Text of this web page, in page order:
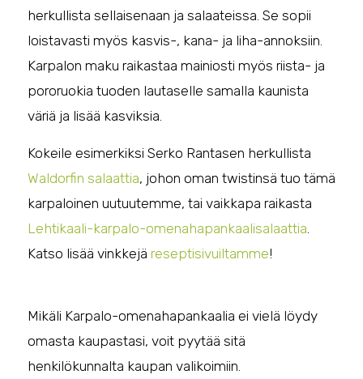
herkullista sellaisenaan ja salaateissa. Se sopii
loistavasti myös kasvis-, kana- ja liha-annoksiin.
Karpalon maku raikastaa mainiosti myös riista- ja
pororuokia tuoden lautaselle samalla kaunista
väriä ja lisää kasviksia.
Kokeile esimerkiksi Serko Rantasen herkullista
Waldorfin salaattia, johon oman twistinsä tuo tämä
karpaloinen uutuutemme, tai vaikkapa raikasta
Lehtikaali-karpalo-omenahapankaalisalaattia
Katso lisää vinkkejä reseptisivuiltamme!
Mikäli Karpalo-omenahapankaalia ei vielä löydy
omasta kaupastasi, voit pyytää sitä
henkilökunnalta kaupan valikoimiin.